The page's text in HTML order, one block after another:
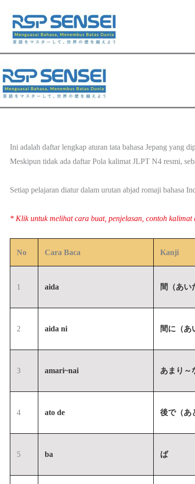
konten
Ini adalah daftar lengkap aturan tata bahasa Jepang yang
Meskipun tidak ada daftar Pola kalimat JLPT N4 resmi,
Setiap pelajaran diatur dalam urutan abjad romaji bahasa
* Klik untuk melihat cara buat, penjelasan, contoh
No Cara Baca Kanji
1 aida 間（あい
2 aida ni 間に（あ
3 amari~nai あまり～
4 ato de 後で（あ
5 ba ば